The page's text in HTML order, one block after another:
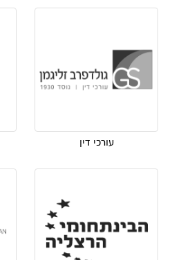
עורכי דין